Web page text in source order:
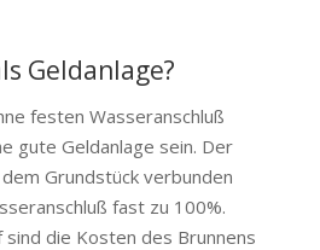
Geldanlage?
festen Wasseranschluß
gute Geldanlage sein. Der
Grundstück verbunden
fast zu 100%.
die Kosten des Brunnens